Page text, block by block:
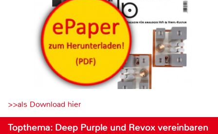
>>als Download hier
Topthema: Deep Purple und Revox vereinbaren